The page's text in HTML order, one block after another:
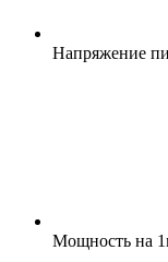
Напряжение
Мощность на